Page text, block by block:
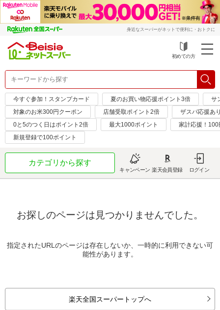
身近なスーパーがネットで便利に・おトクに
初めての方
今すぐ参加！スタンプカード 夏のお買い物応援ポイント3倍
サ
対象のお米300円クーポン
店舗受取ポイント2倍
ザスパ応援あ
0と5のつく日はポイント2倍
最大1000ポイント
家計応援！
新規登録で100ポイント
カテゴリから探す
キャンペーン 楽天会員登録 ログイン
お探しのページは見つかりませんでした。
指定されたURLのページは存在しないか、一時的に利用できない可
能性があります。
楽天全国スーパートップへ